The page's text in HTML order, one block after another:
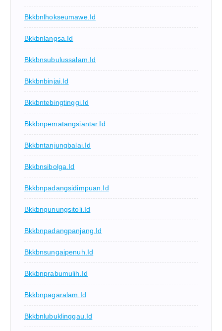
Bkkbnlhokseumawe.id
Bkkbnlangsa.id
Bkkbnsubulussalam.id
Bkkbnbinjai.id
Bkkbntebingtinggi.id
Bkkbnpematangsiantar.id
Bkkbntanjungbalai.id
Bkkbnsibolga.id
Bkkbnpadangsidimpuan.id
Bkkbngunungsitoli.id
Bkkbnpadangpanjang.id
Bkkbnsungaipenuh.id
Bkkbnprabumulih.id
Bkkbnpagaralam.id
Bkkbnlubuklinggau.id